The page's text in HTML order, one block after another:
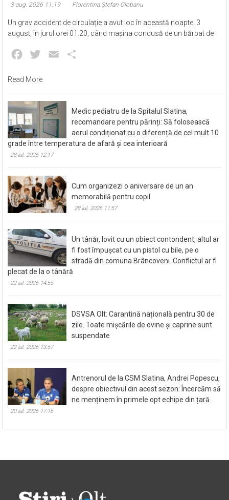
3 aug. 2026 11:19 Florentina Ștefan Ciobanu
Un grav accident de circulație a avut loc în această noapte, 3
august, în jurul orei 01.20, când mașina condusă de un bărbat de
Facebook
Twitter Email
Read More
Medic pediatru de la Spitalul Slatina,
recomandare pentru părinți: Să folosească
aerul condiționat cu o diferență de cel mult 10
grade între temperatura de afară și cea interioară
28 iul. 2026 12:17
Cum organizezi o aniversare de un an
memorabilă pentru copil
28 iul. 2026 11:57
Un tânăr, lovit cu un obiect contondent, altul ar
fi fost împușcat cu un pistol cu bile, pe o
stradă din comuna Brâncoveni. Conflictul ar fi
plecat de la o tânără
22 iul. 2026 14:55
DSVSA Olt: Carantină națională pentru 30 de
zile. Toate mișcările de ovine și caprine sunt
suspendate
22 iul. 2026 13:57
Antrenorul de la CSM Slatina, Andrei Popescu,
despre obiectivul din acest sezon: Încercăm să
ne menținem în primele opt echipe din țară
20 iul. 2026 17:16